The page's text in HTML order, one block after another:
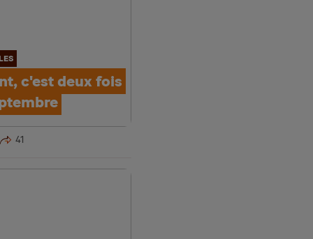
c'est deux fois
41